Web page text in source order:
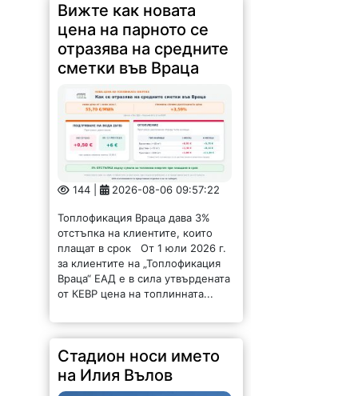
Вижте как новата
цена на парното се
отразява на средните
сметки във Враца
144 | 2026-08-06 09:57:22
Топлофикация Враца дава 3%
отстъпка на клиентите, които
плащат в срок От 1 юли 2026 г.
за клиентите на „Топлофикация
Враца“ ЕАД е в сила утвърдената
от КЕВР цена на топлинната...
Стадион носи името
на Илия Вълов